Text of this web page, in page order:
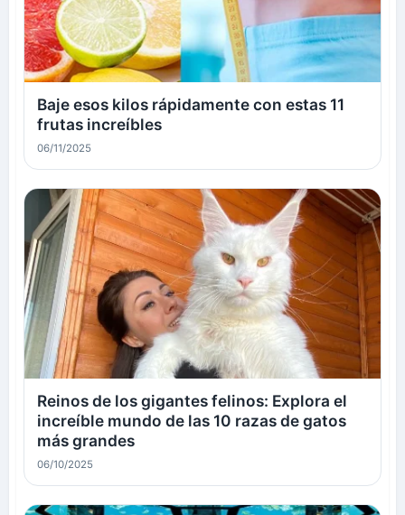
Baje esos kilos rápidamente con estas 11
frutas increíbles
06/11/2025
Reinos de los gigantes felinos: Explora el
increíble mundo de las 10 razas de gatos
más grandes
06/10/2025